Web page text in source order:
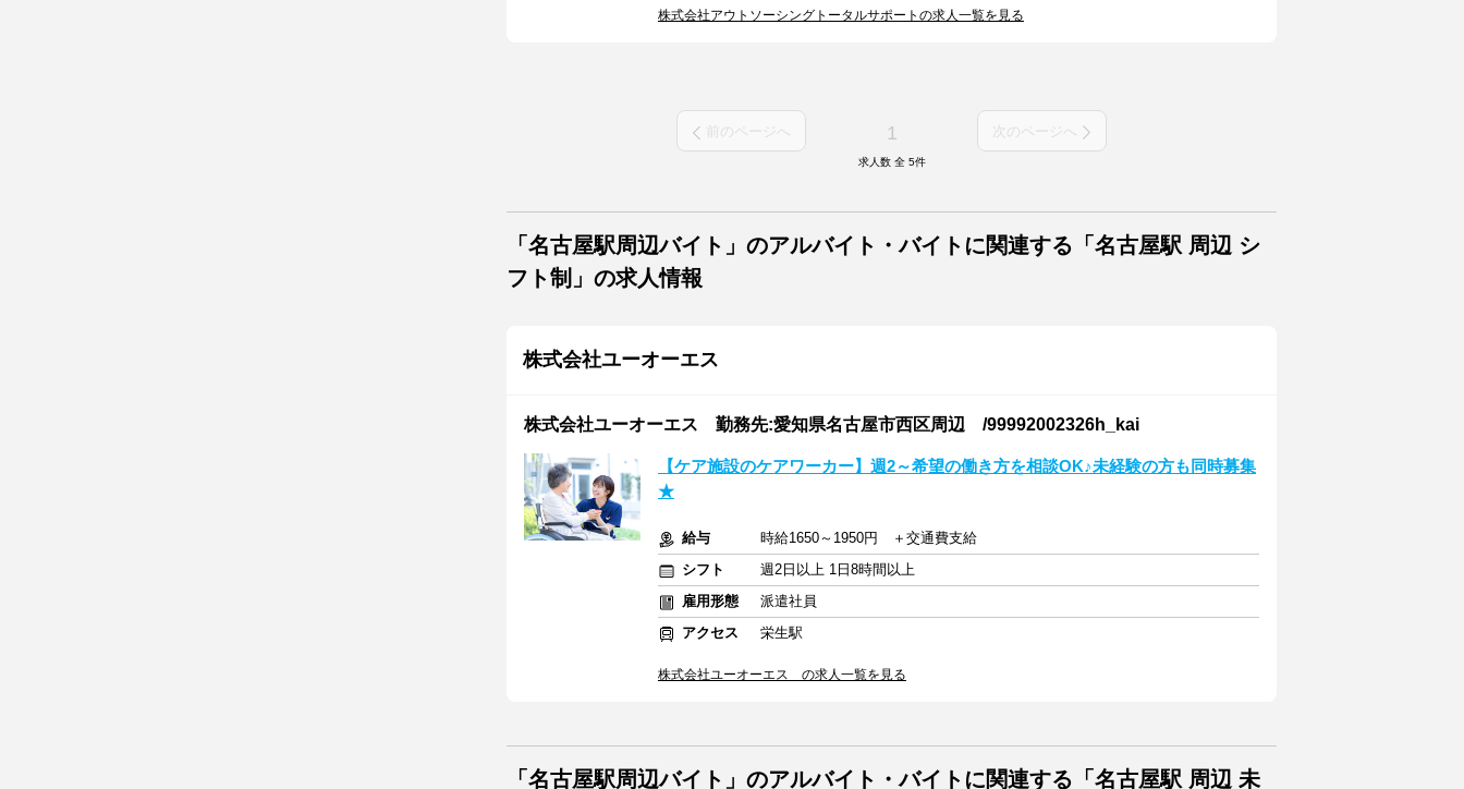
株式会社アウトソーシングトータルサポートの求人一覧を見る
前のページへ 1 次のページへ
求人数 全 5件
「名古屋駅周辺バイト」のアルバイト・バイトに関連する「名古屋駅 周辺 シ
フト制」の求人情報
株式会社ユーオーエス
株式会社ユーオーエス 勤務先:愛知県名古屋市西区周辺 /99992002326h_kai
【ケア施設のケアワーカー】週2～希望の働き方を相談OK♪未経験の方も同時募集
★
給与
時給1650～1950円 ＋交通費支給
シフト
週2日以上 1日8時間以上
雇用形態
派遣社員
アクセス
栄生駅
株式会社ユーオーエス の求人一覧を見る
「名古屋駅周辺バイト」のアルバイト・バイトに関連する「名古屋駅 周辺 未